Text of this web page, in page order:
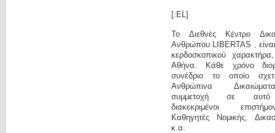
[:EL]
Το Διεθνές Κέντρο
Ανθρώπου LIBERTAS , είναι
κερδοσκοπικού
Αθήνα. Κάθε χρόνο
συνέδριο το οποίο
Ανθρώπινα
συμμετοχή σε αυτό
διακεκριμένοι
Καθηγητές Νομικής,
κ.α.